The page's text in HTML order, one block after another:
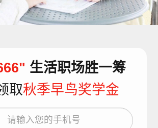
生活职场胜一筹
取秋季早鸟奖学金